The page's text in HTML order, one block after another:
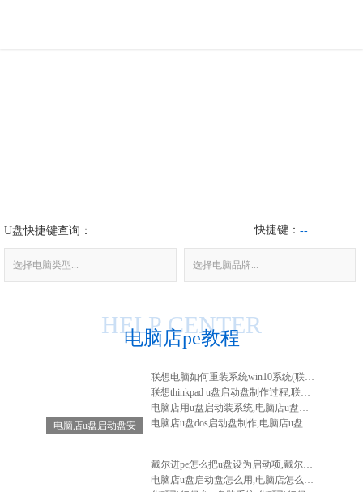
电脑问题
U盘快捷键查询：
选择电脑类型... 选择电脑品牌...
快捷键： --
电脑店pe教程
HELP CENTER
电脑店u盘启动盘安
联想电脑如何重装系统win10系统(联想电脑怎么重装系统win10系统)
联想thinkpad u盘启动盘制作过程,联想笔记本u盘启动盘制作
电脑店用u盘启动装系统,电脑店u盘启动盘安装系统
电脑店u盘dos启动盘制作,电脑店u盘启动盘制作软件
戴尔进pe怎么把u盘设为启动项,戴尔电脑进入bios设置u盘启动
电脑店u盘启动盘怎么用,电脑店怎么做启动u盘